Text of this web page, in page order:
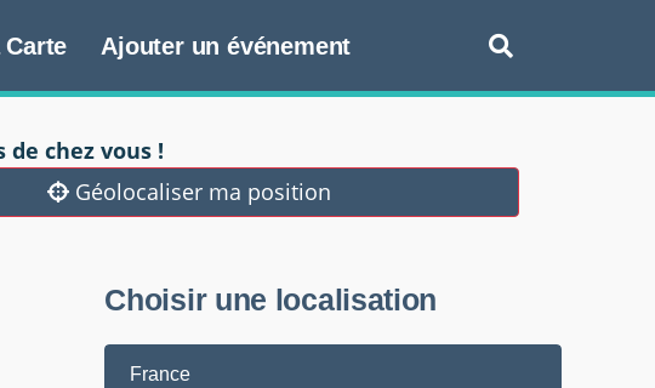
Carte Ajouter un événement
chez vous !
Géolocaliser ma position
Choisir une localisation
France